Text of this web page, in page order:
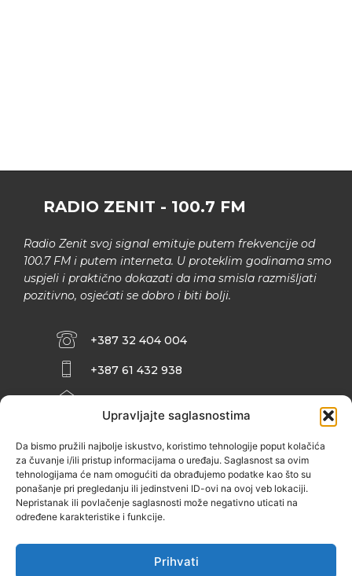
Upravljajte saglasnostima
Da bismo pružili najbolje iskustvo, koristimo tehnologije poput kolačića
za čuvanje i/ili pristup informacijama o uređaju. Saglasnost sa ovim
tehnologijama će nam omogućiti da obrađujemo podatke kao što su
ponašanje pri pregledanju ili jedinstveni ID-ovi na ovoj veb lokaciji.
Nepristanak ili povlačenje saglasnosti može negativno uticati na
određene karakteristike i funkcije.
Prihvati
RADIO ZENIT - 100.7 FM
Radio Zenit svoj signal emituje putem frekvencije od
100.7 FM i putem interneta. U proteklim godinama smo
uspjeli i praktično dokazati da ima smisla razmišljati
pozitivno, osjećati se dobro i biti bolji.
+387 32 404 004
+387 61 432 938
INFO@ZENIT.BA
ZENIČANKA, 3. SPRAT), 72000 ZENICA